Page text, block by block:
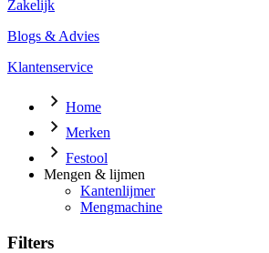
Zakelijk
Blogs & Advies
Klantenservice
Home
Merken
Festool
Mengen & lijmen
Kantenlijmer
Mengmachine
Filters